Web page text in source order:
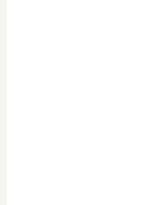
Контроль
Вы будете
контролируя
Пришло время
которое станет
Оставляйте
и
обладания